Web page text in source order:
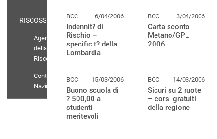
RISCOSSIONE
Agenti
della
Riscossione
Contratto
Nazionale
BCC 6/04/2006
Indennit? di
Rischio –
specificit? della
Lombardia
BCC 3/04/2006
Carta sconto
Metano/GPL
2006
BCC 15/03/2006
Buono scuola di
? 500,00 a
studenti
meritevoli
BCC 14/03/2006
Sicuri su 2 ruote
– corsi gratuiti
della regione